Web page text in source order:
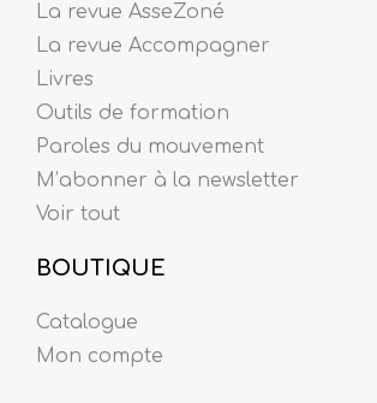
La revue AsseZoné
La revue Accompagner
Livres
Outils de formation
Paroles du mouvement
M’abonner à la newsletter
Voir tout
BOUTIQUE
Catalogue
Mon compte